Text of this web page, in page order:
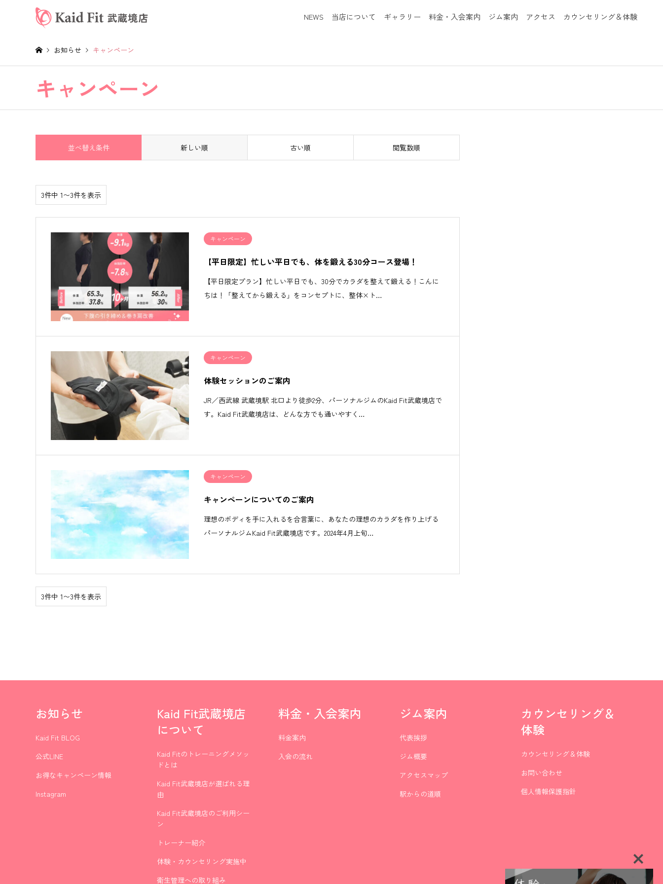
NEWS 当店について ギャラリー 料金・入会案内 ジム案内 アクセス カウンセリング＆体験
お知らせ キャンペーン
キャンペーン
並べ替え条件 新しい順 古い順 閲覧数順
3件中 1〜3件を表示
キャンペーン
【平日限定】忙しい平日でも、体を鍛える30分コース登場！
【平日限定プラン】忙しい平日でも、30分でカラダを整えて鍛える！こんに
ちは！「整えてから鍛える」をコンセプトに、整体×ト…
キャンペーン
体験セッションのご案内
JR／西武線 武蔵境駅 北口より徒歩2分、パーソナルジムのKaid Fit武蔵境店で
す。Kaid Fit武蔵境店は、どんな方でも通いやすく…
キャンペーン
キャンペーンについてのご案内
理想のボディを手に入れるを合言葉に、あなたの理想のカラダを作り上げる
パーソナルジムKaid Fit武蔵境店です。2024年4月上旬…
3件中 1〜3件を表示
お知らせ
Kaid Fit BLOG
公式LINE
お得なキャンペーン情報
Instagram
Kaid Fit武蔵境店
について
Kaid Fitのトレーニングメソッ
ドとは
Kaid Fit武蔵境店が選ばれる理
由
Kaid Fit武蔵境店のご利用シー
ン
トレーナー紹介
体験・カウンセリング実施中
衛生管理への取り組み
料金・入会案内
料金案内
入会の流れ
ジム案内
代表挨拶
ジム概要
アクセスマップ
駅からの道順
カウンセリング＆
体験
カウンセリング＆体験
お問い合わせ
個人情報保護指針